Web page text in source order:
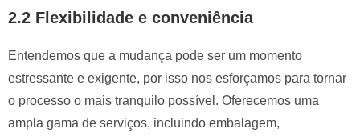
2.2 Flexibilidade e conveniência
Entendemos que a mudança pode ser um momento
estressante e exigente, por isso nos esforçamos para tornar
o processo o mais tranquilo possível. Oferecemos uma
ampla gama de serviços, incluindo embalagem,